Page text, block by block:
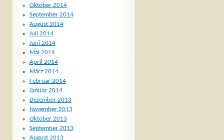
Oktober 2014
September 2014
August 2014
Juli 2014
Juni 2014
Mai 2014
April 2014
März 2014
Februar 2014
Januar 2014
Dezember 2013
November 2013
Oktober 2013
September 2013
August 2013